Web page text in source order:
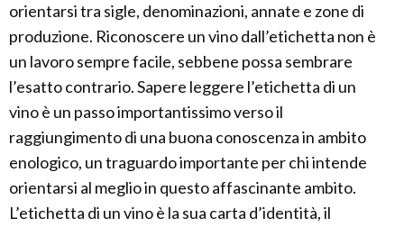
orientarsi tra sigle, denominazioni, annate e zone di
produzione. Riconoscere un vino dall’etichetta non è
un lavoro sempre facile, sebbene possa sembrare
l’esatto contrario. Sapere leggere l’etichetta di un
vino è un passo importantissimo verso il
raggiungimento di una buona conoscenza in ambito
enologico, un traguardo importante per chi intende
orientarsi al meglio in questo affascinante ambito.
L’etichetta di un vino è la sua carta d’identità, il